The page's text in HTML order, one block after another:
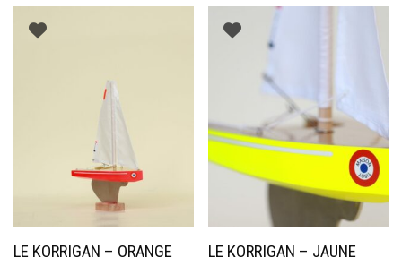
LE KORRIGAN – ORANGE
LE KORRIGAN – JAUNE